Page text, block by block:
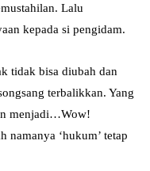
Lalu
kepada si pengidam.
tidak bisa diubah dan
terbalikkan. Yang
menjadi…Wow!
‘hukum’ tetap